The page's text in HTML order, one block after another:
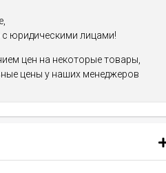
юридическими лицами!
цен на некоторые товары,
цены у наших менеджеров